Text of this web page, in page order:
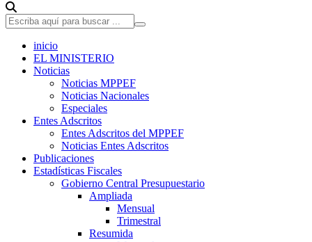
inicio
EL MINISTERIO
Noticias
Noticias MPPEF
Noticias Nacionales
Especiales
Entes Adscritos
Entes Adscritos del MPPEF
Noticias Entes Adscritos
Publicaciones
Estadísticas Fiscales
Gobierno Central Presupuestario
Ampliada
Mensual
Trimestral
Resumida